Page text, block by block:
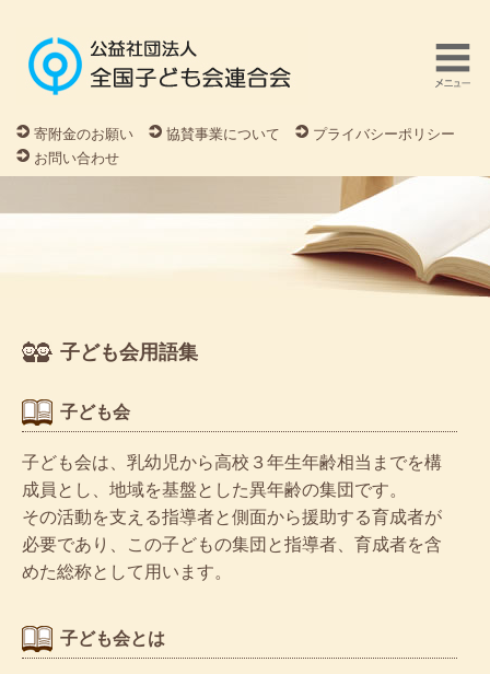
寄附金のお願い 協賛事業について
プライバシーポリシー
お問い合わせ
子ども会用語集
子ども会
子ども会は、乳幼児から高校３年生年齢相当までを構
成員とし、地域を基盤とした異年齢の集団です。
その活動を支える指導者と側面から援助する育成者が
必要であり、この子どもの集団と指導者、育成者を含
めた総称として用います。
子ども会とは